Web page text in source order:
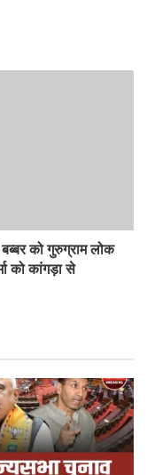
को गुरुग्राम लोक
को कांगड़ा से